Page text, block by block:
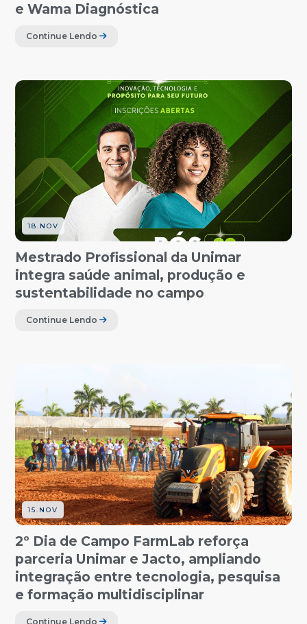
e Wama Diagnóstica
Continue Lendo
18.NOV
Mestrado Profissional da Unimar
integra saúde animal, produção e
sustentabilidade no campo
Continue Lendo
15.NOV
2º Dia de Campo FarmLab reforça
parceria Unimar e Jacto, ampliando
integração entre tecnologia, pesquisa
e formação multidisciplinar
Continue Lendo